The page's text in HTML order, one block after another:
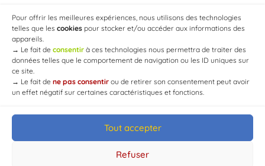
Pour offrir les meilleures expériences, nous utilisons des technologies
telles que les cookies pour stocker et/ou accéder aux informations des
appareils.
→ Le fait de consentir à ces technologies nous permettra de traiter des
données telles que le comportement de navigation ou les ID uniques sur
ce site.
→ Le fait de ne pas consentir ou de retirer son consentement peut avoir
un effet négatif sur certaines caractéristiques et fonctions.
Tout accepter
Refuser
© Mairie de Chaource [2004-2024] | Tous droits réservés.
Developed byWEB3-DESIGN